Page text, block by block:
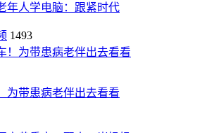
年人学电脑：跟紧时代
1493
为带患病老伴出去看看